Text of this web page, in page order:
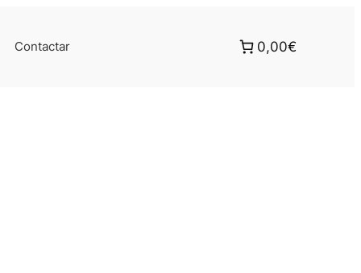
Contactar 0,00€